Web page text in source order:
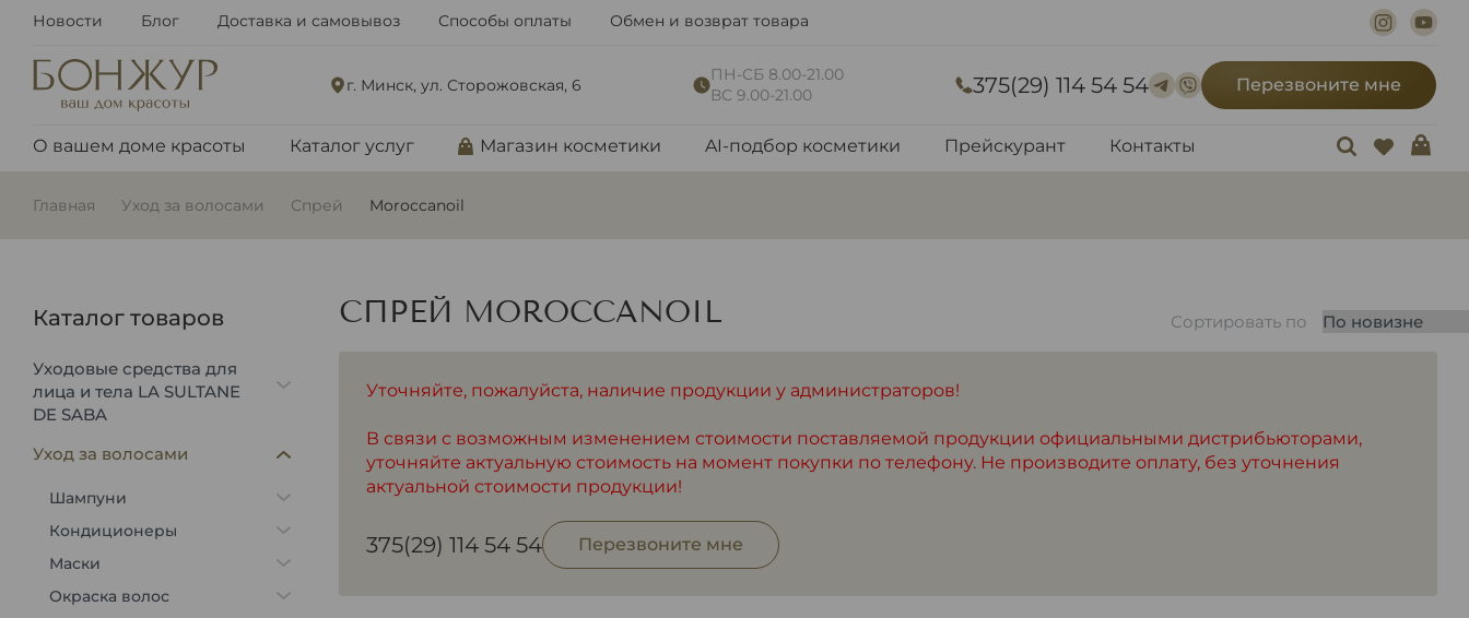
Новости Блог Доставка и самовывоз Способы оплаты Обмен и возврат товара
г. Минск, ул. Сторожовская, 6
ПН-СБ 8.00-21.00
ВС 9.00-21.00
375(29) 114 54 54 Перезвоните мне
О вашем доме красоты Каталог услуг Магазин косметики AI-подбор косметики Прейскурант Контакты
Главная Уход за волосами Спрей Moroccanoil
Каталог товаров
Уходовые средства для
лица и тела LA SULTANE
DE SABA
Уход за волосами
Шампуни
Кондиционеры
Маски
Окраска волос
СПРЕЙ MOROCCANOIL
Уточняйте, пожалуйста, наличие продукции у администраторов!
В связи с возможным изменением стоимости поставляемой продукции официальными дистрибьюторами,
уточняйте актуальную стоимость на момент покупки по телефону. Не производите оплату, без уточнения
актуальной стоимости продукции!
375(29) 114 54 54 Перезвоните мне
Сортировать по